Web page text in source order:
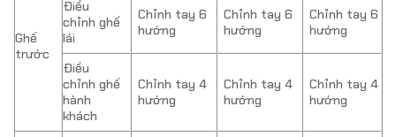
Ghế
trước
Điều
chỉnh ghế
lái
Chỉnh tay 6
hướng
Chỉnh tay 6
hướng
Chỉnh tay 6
hướng
Điều
chỉnh ghế
hành
khách
Chỉnh tay 4
hướng
Chỉnh tay 4
hướng
Chỉnh tay 4
hướng